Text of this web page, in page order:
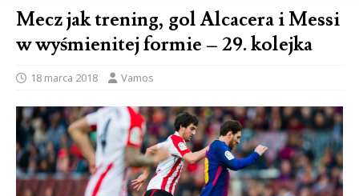
Mecz jak trening, gol Alcacera i Messi
w wyśmienitej formie – 29. kolejka
18 marca 2018 Vamos